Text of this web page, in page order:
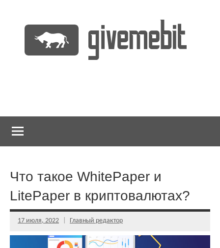
содержимому
Что такое WhitePaper и
LitePaper в криптовалютах?
17 июля, 2022 Главный редактор